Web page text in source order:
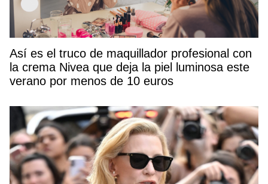
Así es el truco de maquillador profesional con
la crema Nivea que deja la piel luminosa este
verano por menos de 10 euros